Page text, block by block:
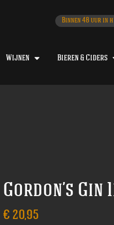
Binnen 48 uur in
Wijnen Bieren & Ciders
Gordon’s Gin
€ 20,95